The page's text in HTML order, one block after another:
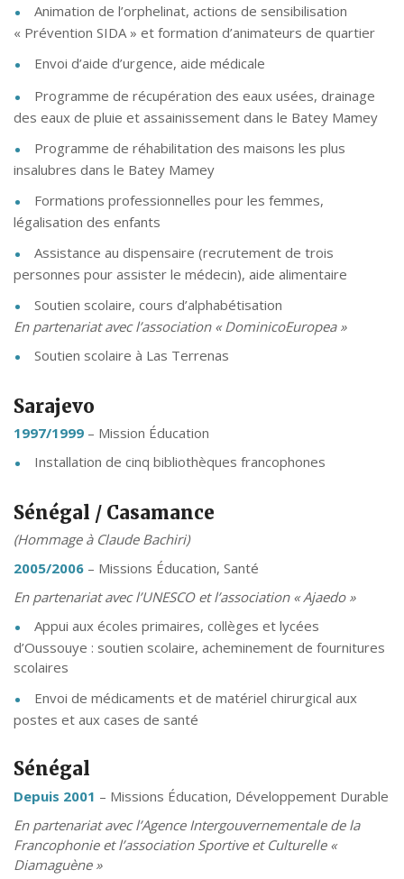
Animation de l’orphelinat, actions de sensibilisation
« Prévention SIDA » et formation d’animateurs de quartier
Envoi d’aide d’urgence, aide médicale
Programme de récupération des eaux usées, drainage
des eaux de pluie et assainissement dans le Batey Mamey
Programme de réhabilitation des maisons les plus
insalubres dans le Batey Mamey
Formations professionnelles pour les femmes,
légalisation des enfants
Assistance au dispensaire (recrutement de trois
personnes pour assister le médecin), aide alimentaire
Soutien scolaire, cours d’alphabétisation
En partenariat avec l’association « DominicoEuropea »
Soutien scolaire à Las Terrenas
Sarajevo
1997/1999 – Mission Éducation
Installation de cinq bibliothèques francophones
Sénégal / Casamance
(Hommage à Claude Bachiri)
2005/2006 – Missions Éducation, Santé
En partenariat avec l’UNESCO et l’association « Ajaedo »
Appui aux écoles primaires, collèges et lycées
d’Oussouye : soutien scolaire, acheminement de fournitures
scolaires
Envoi de médicaments et de matériel chirurgical aux
postes et aux cases de santé
Sénégal
Depuis 2001 – Missions Éducation, Développement Durable
En partenariat avec l’Agence Intergouvernementale de la
Francophonie et l’association Sportive et Culturelle «
Diamaguène »